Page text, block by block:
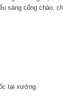
sáng cổng chào,
tại xưởng.